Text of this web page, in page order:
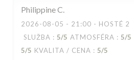
PhilippineC
2026-08-05 - 21:00 - HOSTÉ 2
SLUŽBA : 5/5 ATMOSFÉRA : 5/5
5/5 KVALITA / CENA : 5/5